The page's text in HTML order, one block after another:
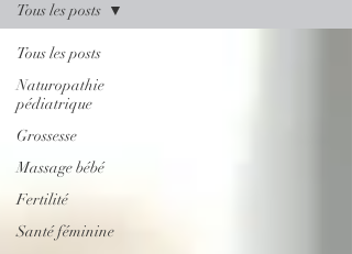
Tous les posts
Naturopathie
pédiatrique
Grossesse
Massage bébé
Fertilité
Santé féminine
Tous les posts